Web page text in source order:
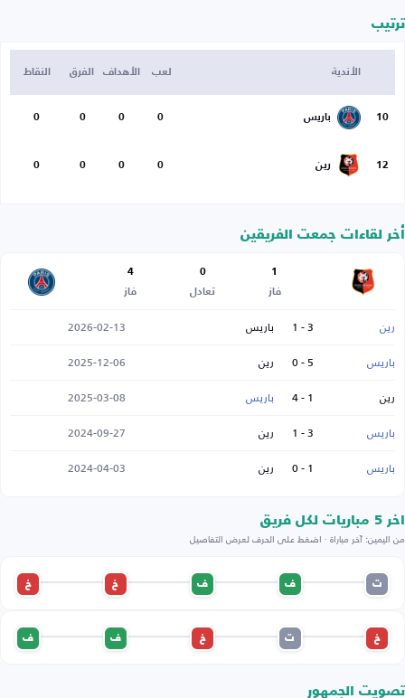
ترتيب
الأندية لعب الأهداف الفرق النقاط
10 باريس 0
0
0
0
12 رين 0
0
0
0
أخر لقاءات جمعت الفريقين
1
فاز
0
تعادل
4
فاز
رين 3 - 1 باريس
2026-02-13
باريس
5 - 0 رين
2025-12-06
رين
1 - 4 باريس
2025-03-08
باريس
3 - 1 رين
2024-09-27
باريس
1 - 0 رين 2024-04-03
اخر 5 مباريات لكل فريق
من اليمين: آخر مباراة · اضغط على الحرف لعرض التفاصيل
ت ف ف خ خ
خ ت خ ف ف
تصويت الجمهور